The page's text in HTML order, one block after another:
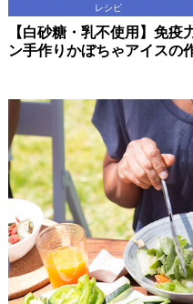
レシピ
【白砂糖・乳不使用】免疫
ン手作りかぼちゃアイスの